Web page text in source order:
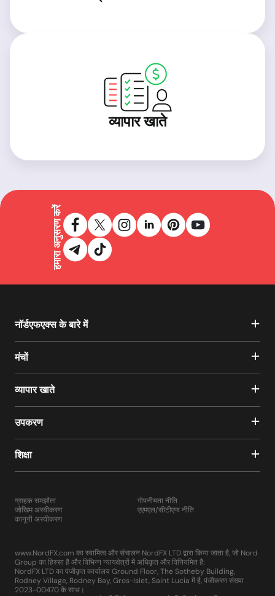
व्यापार खाते
हमारा अनुसरण करें
नॉर्डएफएक्स के बारे में
मंचों
व्यापार खाते
उपकरण
शिक्षा
ग्राहक समझौता
जोखिम अस्वीकरण
कानूनी अस्वीकरण
गोपनीयता नीति
एएमएल/सीटीएफ नीति
www.NordFX.com का स्वामित्व और संचालन NordFX LTD द्वारा किया जाता है, जो Nord
Group का हिस्सा है और विभिन्न न्यायक्षेत्रों में अधिकृत और विनियमित है:
NordFX LTD का पंजीकृत कार्यालय Ground Floor, The Sotheby Building,
Rodney Village, Rodney Bay, Gros-Islet, Saint Lucia में है, पंजीकरण संख्या
2023-00470 के साथ।